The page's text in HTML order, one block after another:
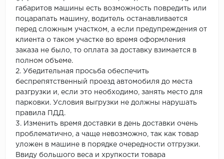
габаритов машины есть возможность повредить или
поцарапать машину, водитель останавливается
перед сложным участком, а если предупреждения от
клиента о таком участке во время оформления
заказа не было, то оплата за доставку взимается в
полном объеме.
2. Убедительная просьба обеспечить
беспрепятственный проезд автомобиля до места
разгрузки и, если это необходимо, занять место для
парковки. Условия выгрузки не должны нарушать
правила ПДД.
3. Изменить время доставки в день доставки очень
проблематично, а чаще невозможно, так как товар
уложен в машине в порядке очередности отгрузки.
Ввиду большого веса и хрупкости товара